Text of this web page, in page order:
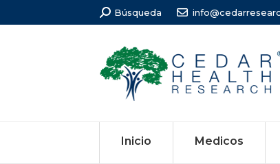
Búsqueda:
Búsqueda
Inicio Medicos